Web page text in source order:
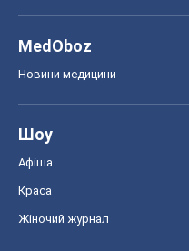
MedOboz
Новини медицини
Шоу
Афіша
Краса
Жіночий журнал